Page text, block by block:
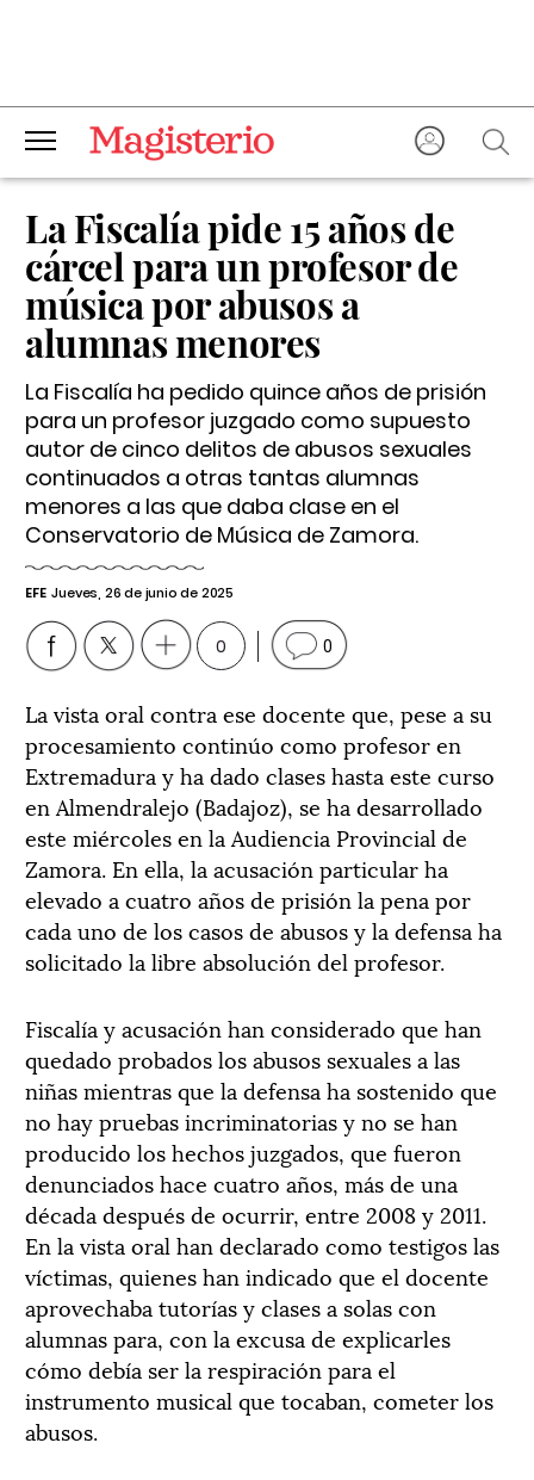
La Fiscalía pide 15 años de
cárcel para un profesor de
música por abusos a
alumnas menores
La Fiscalía ha pedido quince años de prisión
para un profesor juzgado como supuesto
autor de cinco delitos de abusos sexuales
continuados a otras tantas alumnas
menores a las que daba clase en el
Conservatorio de Música de Zamora.
EFE Jueves, 26 de junio de 2025
0 0
La vista oral contra ese docente que, pese a su
procesamiento continúo como profesor en
Extremadura y ha dado clases hasta este curso
en Almendralejo (Badajoz), se ha desarrollado
este miércoles en la Audiencia Provincial de
Zamora. En ella, la acusación particular ha
elevado a cuatro años de prisión la pena por
cada uno de los casos de abusos y la defensa ha
solicitado la libre absolución del profesor.
Fiscalía y acusación han considerado que han
quedado probados los abusos sexuales a las
niñas mientras que la defensa ha sostenido que
no hay pruebas incriminatorias y no se han
producido los hechos juzgados, que fueron
denunciados hace cuatro años, más de una
década después de ocurrir, entre 2008 y 2011.
En la vista oral han declarado como testigos las
víctimas, quienes han indicado que el docente
aprovechaba tutorías y clases a solas con
alumnas para, con la excusa de explicarles
cómo debía ser la respiración para el
instrumento musical que tocaban, cometer los
abusos.